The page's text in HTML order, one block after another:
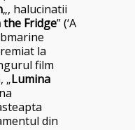
„, halucinatii
the Fridge” (‘A
la
film
„Lumina
din